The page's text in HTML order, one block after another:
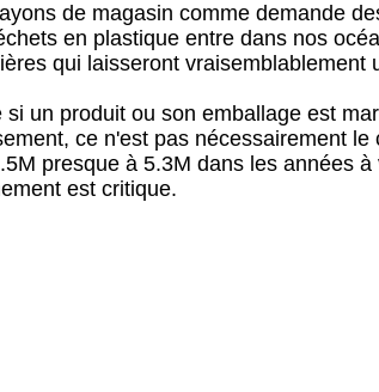
de magasin comme demande
en plastique entre dans nos
qui laisseront vraisemblablement
un produit ou son emballage est
ce n'est pas nécessairement le
presque à 5.3M dans les années à
est critique.